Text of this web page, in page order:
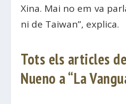
Xina. Mai no em va
ni de Taiwan”, explica.
Tots els articles
Nueno a “La